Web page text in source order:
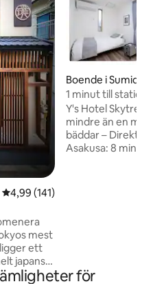
4,99 av 5 i genomsnittligt
4,99 (141)
personer
mest
ett
japansk
Boende i Sumida
1 minut till
minuter/7
Y's Hotel Skytree - Bekvämt beläget
mindre än en
bäddar –
Asakusa: 8
placerade en
för